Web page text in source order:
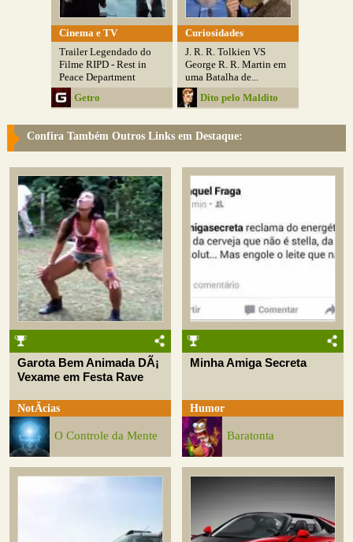
Cinema e TV
Trailer Legendado do
Filme RIPD - Rest in
Peace Department
Getro
Curiosidades
J. R. R. Tolkien VS
George R. R. Martin em
uma Batalha de...
Dito pelo Maldito
Confira Também Outros Links em Destaque:
Garota Bem Animada DÃ¡
Vexame em Festa Rave
NotÃ­cias
O Controle da Mente
Minha Amiga Secreta
Humor
Baratonta